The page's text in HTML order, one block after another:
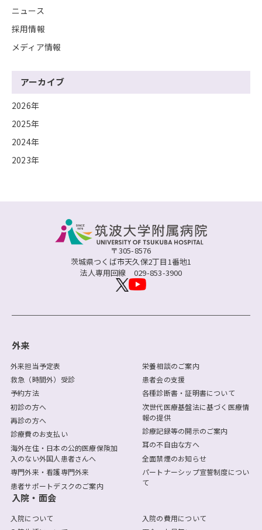
ニュース
採用情報
メディア情報
アーカイブ
2026年
2025年
2024年
2023年
〒305-8576
茨城県つくば市天久保2丁目1番地1
法人専用回線 029-853-3900
外来
外来担当予定表
救急（時間外）受診
予約方法
初診の方へ
再診の方へ
診療費のお支払い
海外在住・日本の公的医療保険加
入のない外国人患者さんへ
専門外来・看護専門外来
患者サポートデスクのご案内
栄養相談のご案内
患者会の支援
各種診断書・証明書について
次世代医療基盤法に基づく医療情
報の提供
診療記録等の開示のご案内
耳の不自由な方へ
全面禁煙のお知らせ
パートナーシップ宣誓制度につい
て
入院・面会
入院について
入院の費用について